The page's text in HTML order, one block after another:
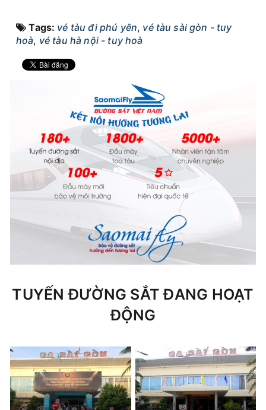
Tags: vé tàu đi phú yên, vé tàu sài gòn - tuy
hoà, vé tàu hà nội - tuy hoà
TUYẾN ĐƯỜNG SẮT ĐANG HOẠT
ĐỘNG